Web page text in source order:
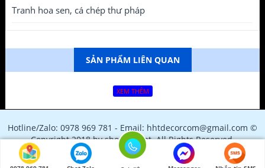
Tranh hoa sen, cá chép thư pháp
SẢN PHẨM LIÊN QUAN
XEM THÊM
Hotline/Zalo: 0978 969 781 - Email: hhtdecorcom@gmail.com ©
Copyright 2018 by shopfile.net. All Rights Reserved.